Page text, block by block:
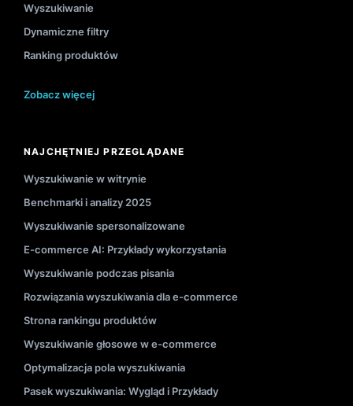
Wyszukiwanie
Dynamiczne filtry
Ranking produktów
Zobacz więcej
NAJCHĘTNIEJ PRZEGLĄDANE
Wyszukiwanie w witrynie
Benchmarki i analizy 2025
Wyszukiwanie spersonalizowane
E-commerce AI: Przykłady wykorzystania
Wyszukiwanie podczas pisania
Rozwiązania wyszukiwania dla e-commerce
Strona rankingu produktów
Wyszukiwanie głosowe w e-commerce
Optymalizacja pola wyszukiwania
Pasek wyszukiwania: Wygląd i Przykłady